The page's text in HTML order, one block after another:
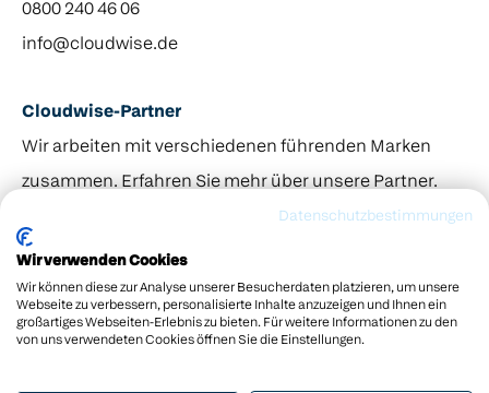
0800 240 46 06
info@cloudwise.de
Cloudwise-Partner
Wir arbeiten mit verschiedenen führenden Marken
zusammen. Erfahren Sie mehr über unsere Partner.
© 2013–2026 Odin Gruppe. Cloudwise gehört zur Odin
Groep.
Datenschutzbestimmungen
Wir verwenden Cookies
Wir können diese zur Analyse unserer Besucherdaten platzieren, um unsere
Webseite zu verbessern, personalisierte Inhalte anzuzeigen und Ihnen ein
großartiges Webseiten-Erlebnis zu bieten. Für weitere Informationen zu den
von uns verwendeten Cookies öffnen Sie die Einstellungen.